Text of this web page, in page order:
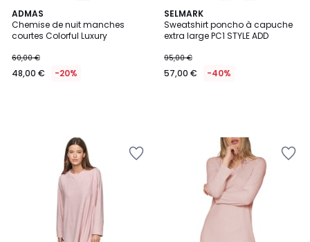
ADMAS
Chemise de nuit manches
courtes Colorful Luxury
60,00 €
48,00 € -20%
SELMARK
Sweatshirt poncho à capuche
extra large PC1 STYLE ADD
95,00 €
57,00 € -40%